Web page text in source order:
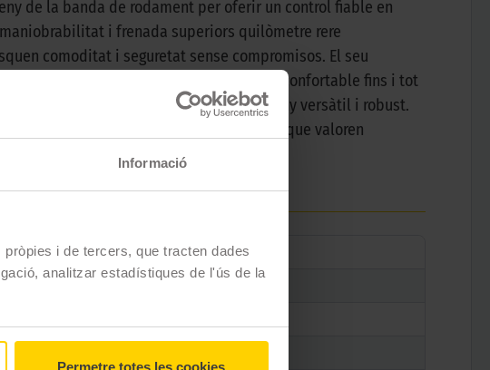
Informació
i de tercers, que tracten dades
analitzar estadístiques de l'ús de la
Permetre totes les cookies
de la banda de rodament per oferir un control fiable en
i frenada superiors quilòmetre rere
comoditat i seguretat sense compromisos. El seu
experiència de conducció silenciosa i confortable fins i tot
es consolida com un pneumàtic tot terreny versàtil i robust.
en l’elecció ideal per a conductors que valoren
SF3